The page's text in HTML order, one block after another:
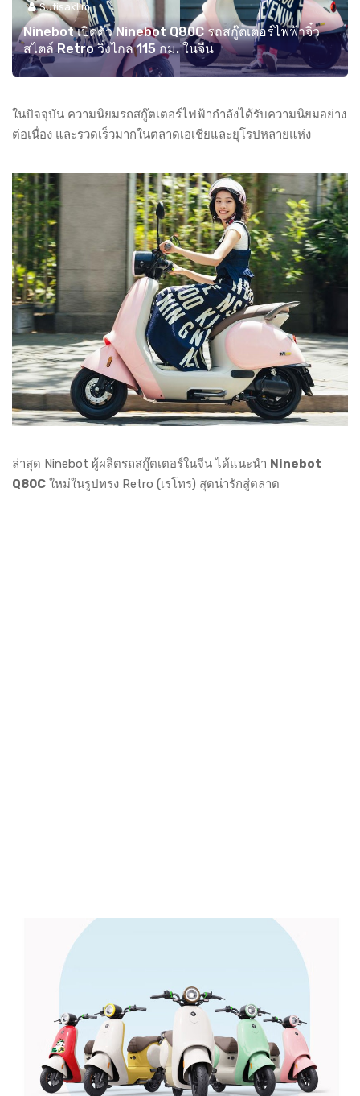
Sutisaklim
Ninebot เปิดตัว Ninebot Q80C รถสกู๊ตเตอร์ไฟฟ้าจิ๋ว
สไตล์ Retro วิ่งไกล 115 กม. ในจีน
ในปัจจุบัน ความนิยมรถสกู๊ตเตอร์ไฟฟ้ากำลังได้รับความนิยมอย่าง
ต่อเนื่อง และรวดเร็วมากในตลาดเอเชียและยุโรปหลายแห่ง
ล่าสุด Ninebot ผู้ผลิตรถสกู๊ตเตอร์ในจีน ได้แนะนำ Ninebot
Q80C ใหม่ในรูปทรง Retro (เรโทร) สุดน่ารักสู่ตลาด